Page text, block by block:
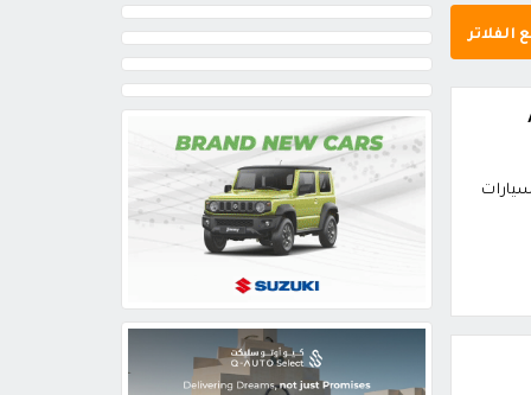
الفلاتر